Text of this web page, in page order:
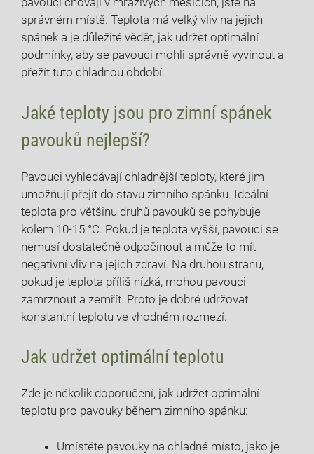
správném místě. Teplota má velký vliv na jejich
spánek a je důležité vědět, jak udržet optimální
podmínky, aby se pavouci mohli správně vyvinout a
přežít tuto chladnou období.
Jaké teploty jsou pro zimní spánek
pavouků nejlepší?
Pavouci vyhledávají chladnější teploty, které jim
umožňují přejít do stavu zimního spánku. Ideální
teplota pro většinu druhů pavouků se pohybuje
kolem 10-15 °C. Pokud je teplota vyšší, pavouci se
nemusí dostatečně odpočinout a může to mít
negativní vliv na jejich zdraví. Na druhou stranu,
pokud je teplota příliš nízká, mohou pavouci
zamrznout a zemřít. Proto je dobré udržovat
konstantní teplotu ve vhodném rozmezí.
Jak udržet optimální teplotu
Zde je několik doporučení, jak udržet optimální
teplotu pro pavouky během zimního spánku:
Umístěte pavouky na chladné místo, jako je